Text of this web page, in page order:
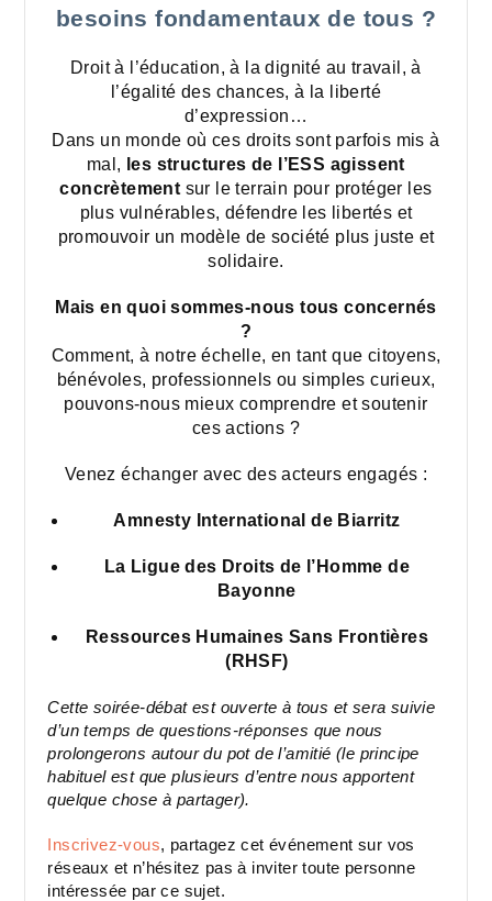
besoins fondamentaux de tous ?
Droit à l’éducation, à la dignité au travail, à
l’égalité des chances, à la liberté
d’expression…
Dans un monde où ces droits sont parfois mis à
mal, les structures de l’ESS agissent
concrètement sur le terrain pour protéger les
plus vulnérables, défendre les libertés et
promouvoir un modèle de société plus juste et
solidaire.
Mais en quoi sommes-nous tous concernés
?
Comment, à notre échelle, en tant que citoyens,
bénévoles, professionnels ou simples curieux,
pouvons-nous mieux comprendre et soutenir
ces actions ?
Venez échanger avec des acteurs engagés :
Amnesty International de Biarritz
La Ligue des Droits de l’Homme de
Bayonne
Ressources Humaines Sans Frontières
(RHSF)
Cette soirée-débat est ouverte à tous et sera suivie
d’un temps de questions-réponses que nous
prolongerons autour du pot de l’amitié (le principe
habituel est que plusieurs d’entre nous apportent
quelque chose à partager).
Inscrivez-vous, partagez cet événement sur vos
réseaux et n’hésitez pas à inviter toute personne
intéressée par ce sujet.